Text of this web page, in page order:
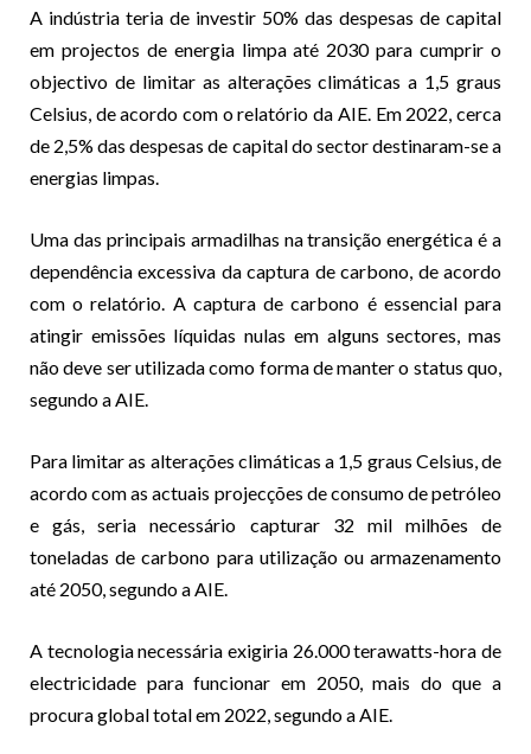
A indústria teria de investir 50% das despesas de capital
em projectos de energia limpa até 2030 para cumprir o
objectivo de limitar as alterações climáticas a 1,5 graus
Celsius, de acordo com o relatório da AIE. Em 2022, cerca
de 2,5% das despesas de capital do sector destinaram-se a
energias limpas.
Uma das principais armadilhas na transição energética é a
dependência excessiva da captura de carbono, de acordo
com o relatório. A captura de carbono é essencial para
atingir emissões líquidas nulas em alguns sectores, mas
não deve ser utilizada como forma de manter o status quo,
segundo a AIE.
Para limitar as alterações climáticas a 1,5 graus Celsius, de
acordo com as actuais projecções de consumo de petróleo
e gás, seria necessário capturar 32 mil milhões de
toneladas de carbono para utilização ou armazenamento
até 2050, segundo a AIE.
A tecnologia necessária exigiria 26.000 terawatts-hora de
electricidade para funcionar em 2050, mais do que a
procura global total em 2022, segundo a AIE.